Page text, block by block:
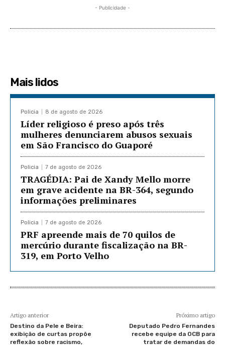
- Publicidade -
Mais lidos
Policia 8 de agosto de 2026
Líder religioso é preso após três
mulheres denunciarem abusos sexuais
em São Francisco do Guaporé
Policia 7 de agosto de 2026
TRAGÉDIA: Pai de Xandy Mello morre
em grave acidente na BR-364, segundo
informações preliminares
Policia 7 de agosto de 2026
PRF apreende mais de 70 quilos de
mercúrio durante fiscalização na BR-
319, em Porto Velho
Artigo anterior
Destino da Pele e Beira:
exibição de curtas propõe
reflexão sobre racismo,
Próximo artigo
Deputado Pedro Fernandes
recebe equipe da OCB para
tratar de demandas do